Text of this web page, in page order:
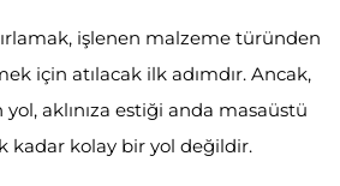
ya
da
azaltın.
işlenen malzeme türünden
için atılacak ilk adımdır. Ancak,
aklınıza estiği anda masaüstü
kadar kolay bir yol değildir.